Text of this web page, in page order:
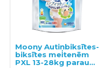
Moony Autiņbiksītes-
biksītes meitenēm
PXL 13-28kg paraugs